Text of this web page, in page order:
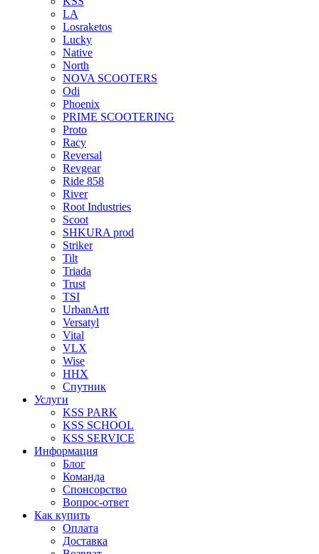
LA
Losraketos
Lucky
Native
North
NOVA SCOOTERS
Odi
Phoenix
PRIME SCOOTERING
Proto
Racy
Reversal
Revgear
Ride 858
River
Root Industries
Scoot
SHKURA рrоd
Striker
Tilt
Triada
Trust
TSI
UrbanArtt
Versatyl
Vital
VLX
Wise
ННХ
Спутник
Услуги
KSS PARK
KSS SCHOOL
KSS SERVICE
Информация
Блог
Команда
Спонсорство
Вопрос-ответ
Как купить
Оплата
Доставка